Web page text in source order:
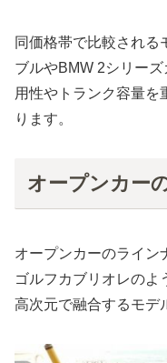
同価格帯で比較される
ブルやBMW 2シリー
用性やトランク容量を
ります。
オープンカー
オープンカーのライン
ゴルフカブリオレのよ
高次元で融合するモデ